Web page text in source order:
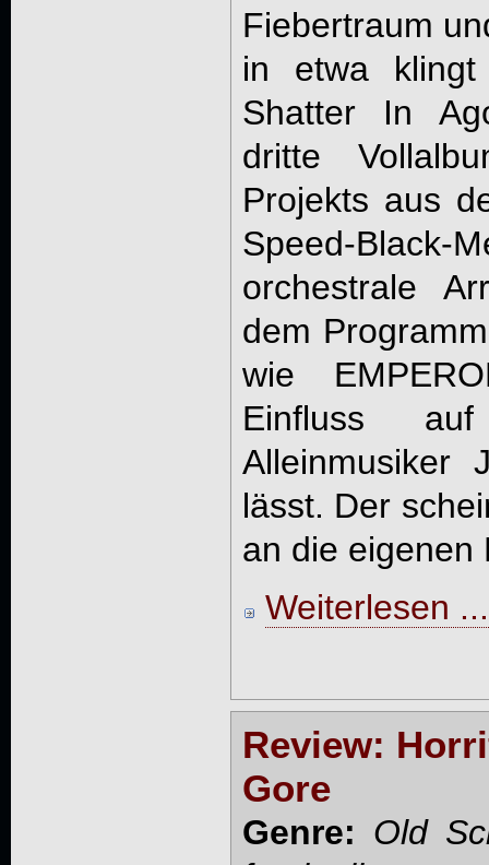
Fiebertraum
in etwa
Shatter In
dritte
Projekts aus
Speed-
orchestrale
dem
wie
Einfluss
Alleinmusiker
lässt. Der
an die eigenen
Weiterlesen ...
Review:
Gore
Genre: Old